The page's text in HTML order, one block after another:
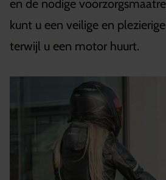
en de nodige
kunt u een veilige en
terwijl u een motor huurt.